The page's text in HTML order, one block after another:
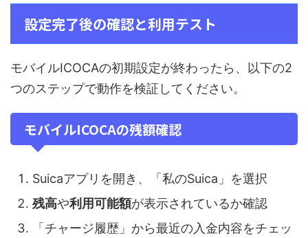
設定完了後の確認と利用テスト
モバイルICOCAの初期設定が終わったら、以下の2
つのステップで動作を検証してください。
モバイルICOCAの残額確認
Suicaアプリを開き、「私のSuica」を選択
残高や利用可能額が表示されているか確認
「チャージ履歴」から最近の入金内容をチェッ